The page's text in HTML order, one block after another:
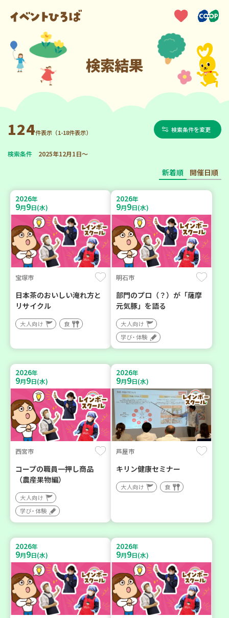
検索結果
124件表示（1-18件表示） 検索条件を変更
検索条件 2025年12月1日～
新着順 開催日順
2026年
9月9日(水)
宝塚市
日本茶のおいしい淹れ方と
リサイクル
大人向け 食
2026年
9月9日(水)
明石市
部門のプロ（？）が「薩摩
元気豚」を語る
大人向け
学び・体験
2026年
9月9日(水)
西宮市
コープの職員一押し商品
（農産果物編）
大人向け
学び・体験
2026年
9月9日(水)
芦屋市
キリン健康セミナー
大人向け 食
2026年
9月9日(水)
2026年
9月9日(水)